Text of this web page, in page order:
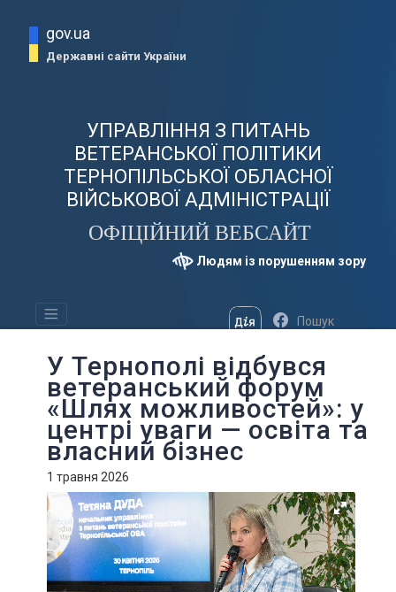
gov.ua
Державні сайти України
УПРАВЛІННЯ З ПИТАНЬ
ВЕТЕРАНСЬКОЇ ПОЛІТИКИ
ТЕРНОПІЛЬСЬКОЇ ОБЛАСНОЇ
ВІЙСЬКОВОЇ АДМІНІСТРАЦІЇ
ОФІЦІЙНИЙ ВЕБСАЙТ
Людям із порушенням зору
У Тернополі відбувся
ветеранський форум
«Шлях можливостей»: у
центрі уваги — освіта та
власний бізнес
1 травня 2026